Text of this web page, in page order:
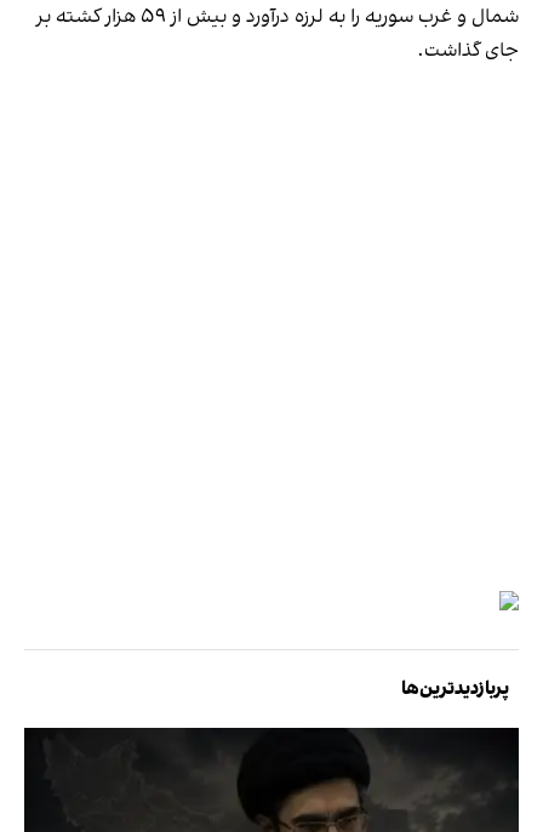
شمال و غرب سوریه را به لرزه درآورد و بیش از ۵۹ هزار کشته بر
جای گذاشت.
پربازدیدترین‌ها